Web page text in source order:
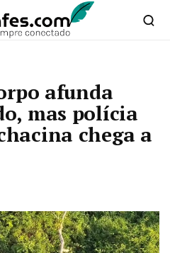
afunda
mas polícia
chega a